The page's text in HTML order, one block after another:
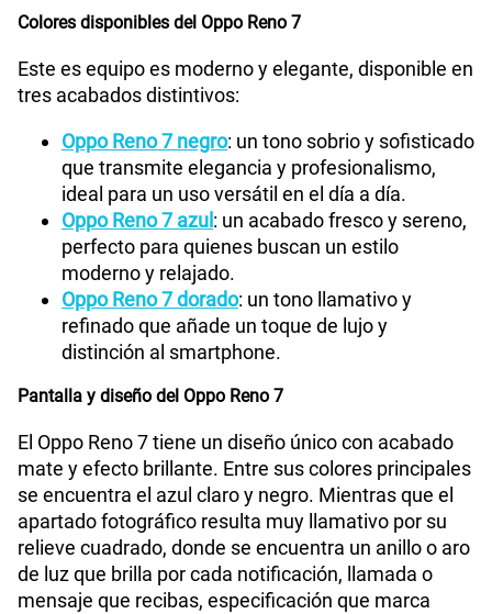
Colores disponibles del Oppo Reno 7
Este es equipo es moderno y elegante, disponible en
tres acabados distintivos:
Oppo Reno 7 negro: un tono sobrio y sofisticado
que transmite elegancia y profesionalismo,
ideal para un uso versátil en el día a día.
Oppo Reno 7 azul : un acabado fresco y sereno,
perfecto para quienes buscan un estilo
moderno y relajado.
Oppo Reno 7 dorado: un tono llamativo y
refinado que añade un toque de lujo y
distinción al smartphone.
Pantalla y diseño del Oppo Reno 7
El Oppo Reno 7 tiene un diseño único con acabado
mate y efecto brillante. Entre sus colores principales
se encuentra el azul claro y negro. Mientras que el
apartado fotográfico resulta muy llamativo por su
relieve cuadrado, donde se encuentra un anillo o aro
de luz que brilla por cada notificación, llamada o
mensaje que recibas, especificación que marca